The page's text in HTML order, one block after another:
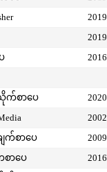
2019
2019
2016
သိုက်စာပေ 2020
2002
က်စာပေ 2009
ာပေ 2016